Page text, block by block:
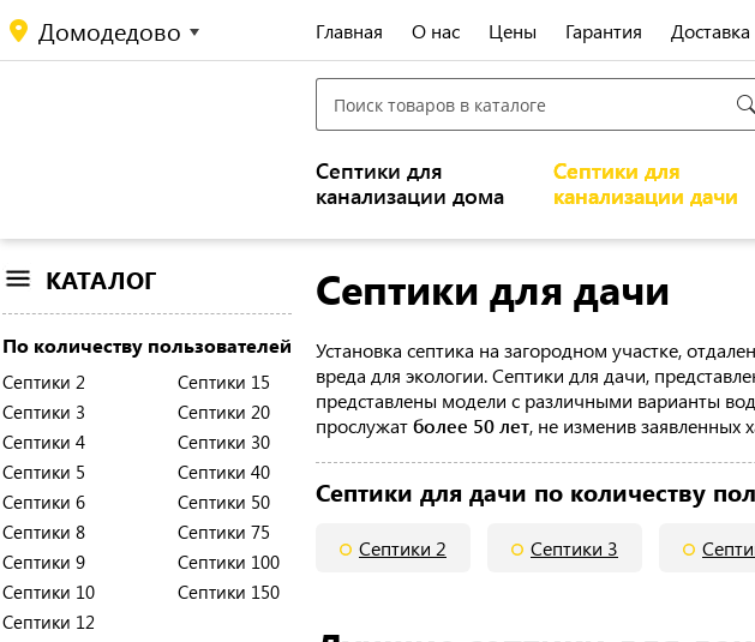
Домодедово Главная О нас Цены Гарантия
Септики для
канализации дома
Септики для
канализации дачи
КАТАЛОГ
По количеству пользователей
Септики 2
Септики 3
Септики 4
Септики 5
Септики 6
Септики 8
Септики 9
Септики 10
Септики 12
Септики 15
Септики 20
Септики 30
Септики 40
Септики 50
Септики 75
Септики 100
Септики 150
Септики для дачи
Установка септика на загородном участке,
вреда для экологии. Септики для дачи,
представлены модели с различными варианты
прослужатболее 50 лет, не изменив заявленных
Септики для дачи по количеству
Септики 2 Септики 3